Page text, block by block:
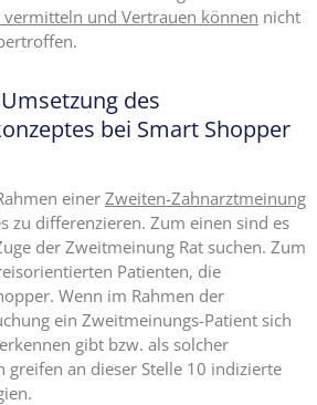
vermitteln und Vertrauen können nicht
des
bei Smart Shopper
einer Zweiten-Zahnarztmeinung
zu differenzieren. Zum einen sind es
der Zweitmeinung Rat suchen. Zum
Patienten, die
Wenn im Rahmen der
ein Zweitmeinungs-Patient sich
gibt bzw. als solcher
an dieser Stelle 10 indizierte